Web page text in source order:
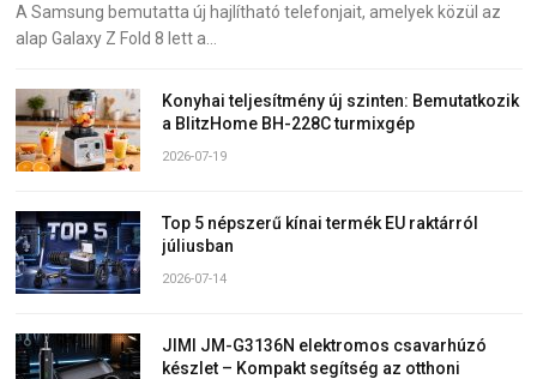
A Samsung bemutatta új hajlítható telefonjait, amelyek közül az
alap Galaxy Z Fold 8 lett a…
Konyhai teljesítmény új szinten: Bemutatkozik
a BlitzHome BH-228C turmixgép
2026-07-19
Top 5 népszerű kínai termék EU raktárról
júliusban
2026-07-14
JIMI JM-G3136N elektromos csavarhúzó
készlet – Kompakt segítség az otthoni